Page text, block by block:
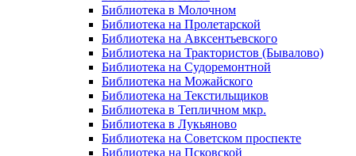
Библиотека в Молочном
Библиотека на Пролетарской
Библиотека на Авксентьевского
Библиотека на Трактористов (Бывалово)
Библиотека на Судоремонтной
Библиотека на Можайского
Библиотека на Текстильщиков
Библиотека в Тепличном мкр.
Библиотека в Лукьяново
Библиотека на Советском проспекте
Библиотека на Псковской